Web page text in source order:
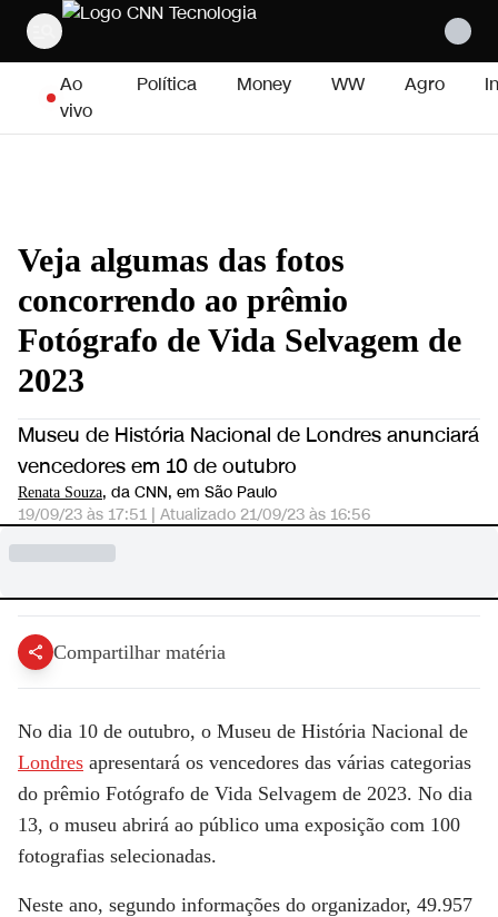
Pular para o conteúdo
Ao
vivo
Política Money WW Agro
Veja algumas das fotos
concorrendo ao prêmio
Fotógrafo de Vida Selvagem de
2023
Museu de História Nacional de Londres anunciará
vencedores em 10 de outubro
Renata Souza, da CNN, em São Paulo
19/09/23 às 17:51 | Atualizado 21/09/23 às 16:56
Compartilhar matéria
No dia 10 de outubro, o Museu de História Nacional de
Londres apresentará os vencedores das várias categorias
do prêmio Fotógrafo de Vida Selvagem de 2023. No dia
13, o museu abrirá ao público uma exposição com 100
fotografias selecionadas.
Neste ano, segundo informações do organizador, 49.957